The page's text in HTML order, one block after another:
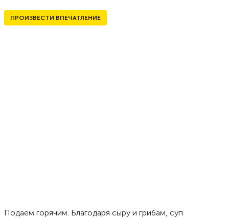
ПРОИЗВЕСТИ ВПЕЧАТЛЕНИЕ
Подаем горячим. Благодаря сыру и грибам, суп